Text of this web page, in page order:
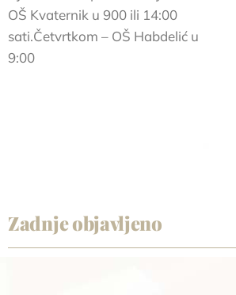
OŠ Kvaternik u 900 ili 14:00
sati.Četvrtkom – OŠ Habdelić u
9:00
Zadnje objavljeno